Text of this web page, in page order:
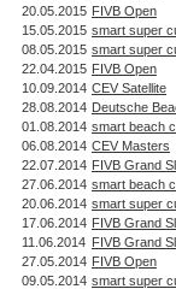
20.05.2015 FIVB Open
15.05.2015 smart super
08.05.2015 smart super
22.04.2015 FIVB Open
10.09.2014 CEV Satellite
28.08.2014 Deutsche
01.08.2014 smart beach
06.08.2014 CEV Masters
22.07.2014 FIVB Grand
27.06.2014 smart beach
20.06.2014 smart super
17.06.2014 FIVB Grand
11.06.2014 FIVB Grand
27.05.2014 FIVB Open
09.05.2014 smart super